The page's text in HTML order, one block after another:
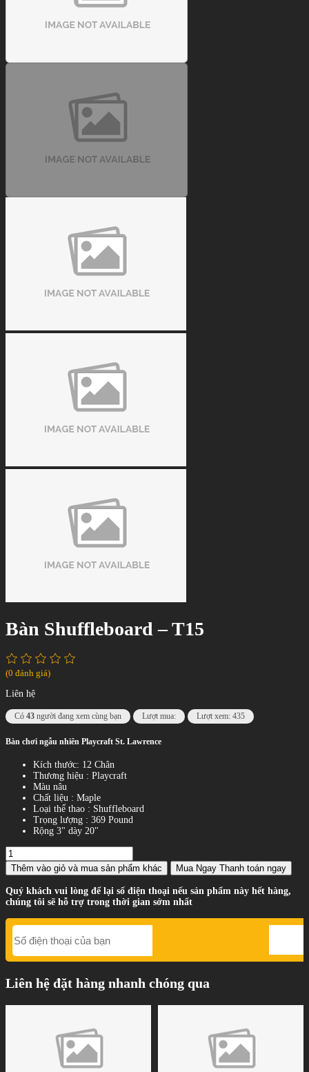
Bàn Shuffleboard – T15
(0 đánh giá)
Liên hệ
Có 43 người đang xem cùng bạn Lượt mua: Lượt xem: 435
Bàn chơi ngẫu nhiên Playcraft St. Lawrence
Kích thước: 12 Chân
Thương hiệu : Playcraft
Màu nâu
Chất liệu : Maple
Loại thể thao : Shuffleboard
Trọng lượng : 369 Pound
Rộng 3" dày 20"
Thêm vào giỏ và mua sản phẩm khác Mua Ngay Thanh toán ngay
Quý khách vui lòng để lại số điện thoại nếu sản phẩm này hết hàng,
chúng tôi sẽ hỗ trợ trong thời gian sớm nhất
Liên hệ đặt hàng nhanh chóng qua